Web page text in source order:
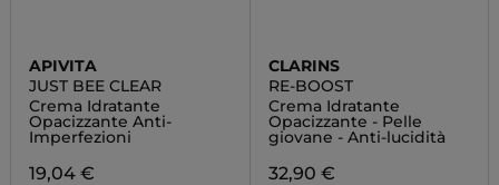
APIVITA
JUST BEE CLEAR
Crema Idratante
Opacizzante Anti-
Imperfezioni
19,04 €
CLARINS
RE-BOOST
Crema Idratante
Opacizzante - Pelle
giovane - Anti-lucidità
32,90 €